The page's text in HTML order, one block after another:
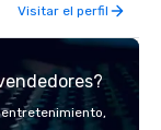
services.
Visitar el perfil